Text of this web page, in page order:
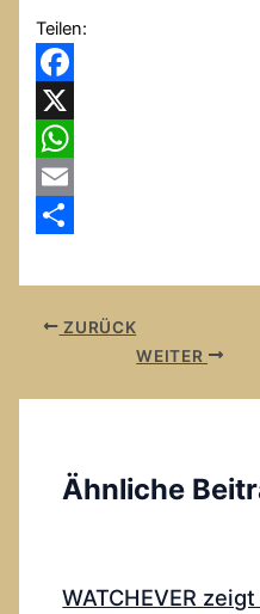
Teilen:
Facebook
X
WhatsApp
Email
ZURÜCK
WEITER
Ähnliche
WATCHEVER